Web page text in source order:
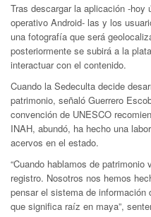
Tras descargar la aplicación -
operativo Android- las y los
una fotografía que será
posteriormente se subirá a la
interactuar con el contenido.
Cuando la Sedeculta decide
patrimonio, señaló Guerrero
convención de UNESCO
INAH, abundó, ha hecho una
acervos en el estado.
“Cuando hablamos de
registro. Nosotros nos hemos
pensar el sistema de
que significa raíz en maya”,